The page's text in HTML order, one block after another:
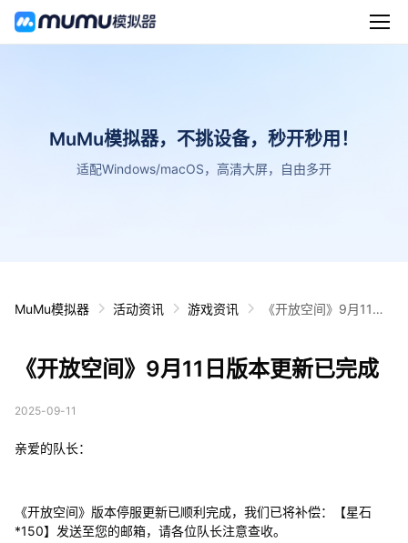
MuMu模拟器，不挑设备，秒开秒用！
适配Windows/macOS，高清大屏，自由多开
MuMu模拟器 活动资讯 游戏资讯
《开放空间》9月11日
《开放空间》9月11日版本更新已完成
2025-09-11
亲爱的队长：
《开放空间》版本停服更新已顺利完成，我们已将补偿：【星石
*150】发送至您的邮箱，请各位队长注意查收。